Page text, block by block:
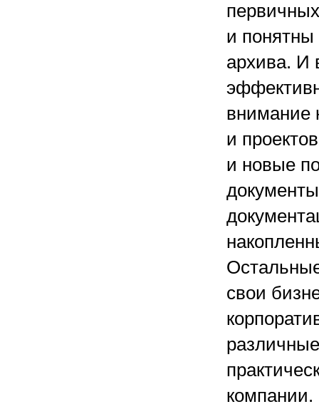
и понятны
архива. И
внимание
и
и новые
свои
компании.